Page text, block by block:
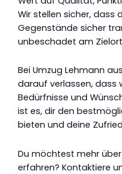
Wir stellen sicher, dass
Gegenstände sicher
unbeschadet am
Bei Umzug Lehmann
darauf verlassen, dass
Bedürfnisse und
ist es, dir den
bieten und deine
Du möchtest mehr
erfahren? Kontaktiere